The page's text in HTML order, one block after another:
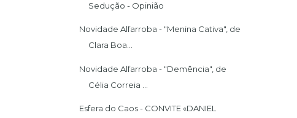
Sedução - Opinião
Novidade Alfarroba - "Menina Cativa", de
Clara Boa...
Novidade Alfarroba - "Demência", de
Célia Correia ...
Esfera do Caos - CONVITE «DANIEL